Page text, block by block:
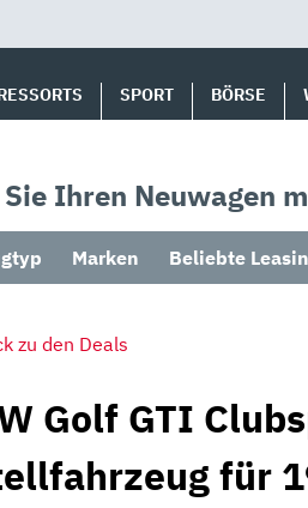
SPORT BÖRSE
Ihren Neuwagen
Marken Beliebte
zu den Deals
Golf GTI
für